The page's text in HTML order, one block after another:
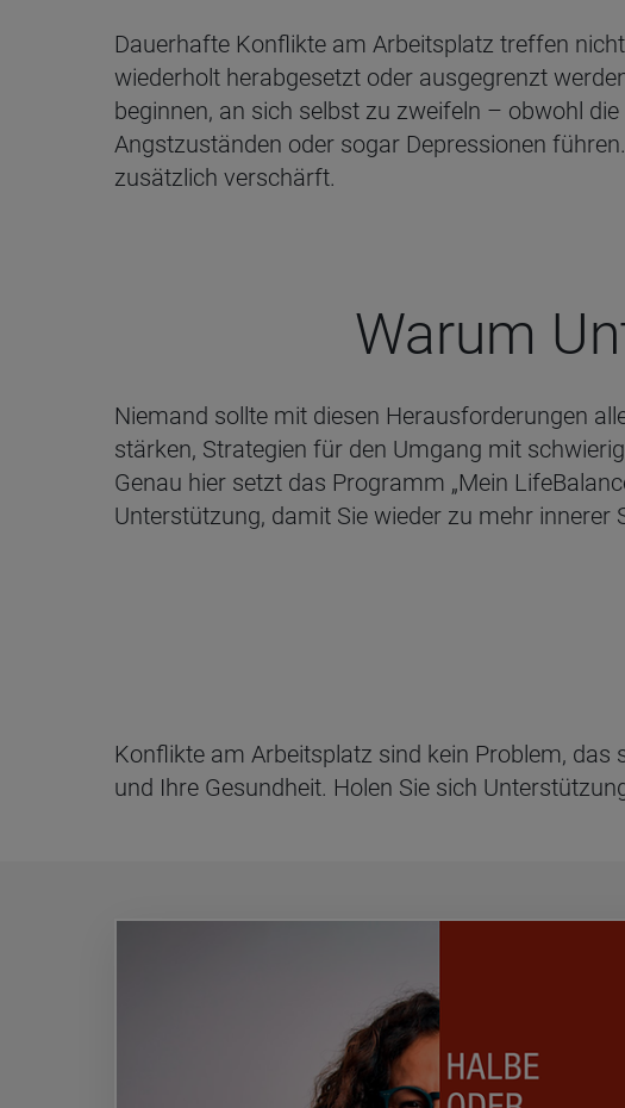
Dauerhafte Konflikte am Arbeitsplatz treffen
wiederholt herabgesetzt oder ausgegrenzt
beginnen, an sich selbst zu zweifeln – obwohl
Angstzuständen oder sogar Depressionen
zusätzlich verschärft.
Warum
Niemand sollte mit diesen Herausforderungen
stärken, Strategien für den Umgang mit
Genau hier setzt das Programm „Mein
Unterstützung, damit Sie wieder zu mehr innerer
Konflikte am Arbeitsplatz sind kein Problem,
und Ihre Gesundheit. Holen Sie sich